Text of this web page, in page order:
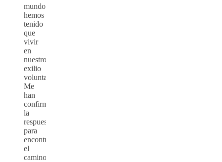
mundo
hemos
tenido
que
vivir
en
nuestro
exilio
voluntario.
Me
han
confirmado
la
respuesta
para
encontrar
el
camino.